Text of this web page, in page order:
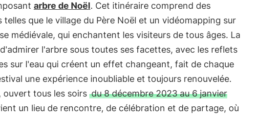
arbre de Noël. Cet itinéraire comprend des
que le village du Père Noël et un vidéomapping sur
médiévale, qui enchantent les visiteurs de tous âges. La
l'arbre sous toutes ses facettes, avec les reflets
sur l'eau qui créent un effet changeant, fait de chaque
une expérience inoubliable et toujours renouvelée.
ouvert tous les soirs du 8 décembre 2023 au 6 janvier
un lieu de rencontre, de célébration et de partage, où